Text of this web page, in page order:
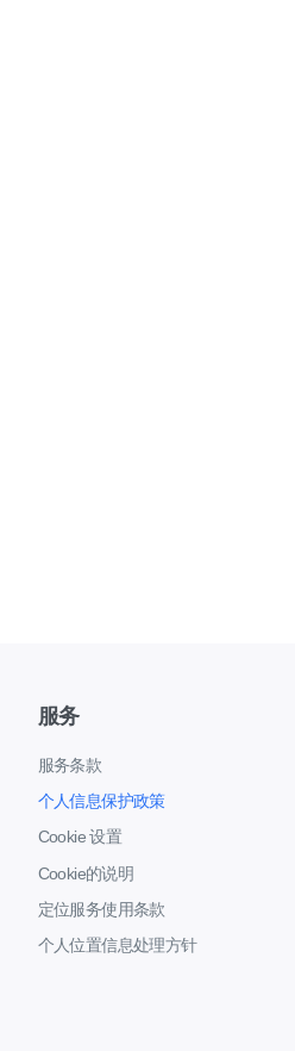
服务
服务条款
个人信息保护政策
Cookie 设置
Cookie的说明
定位服务使用条款
个人位置信息处理方针